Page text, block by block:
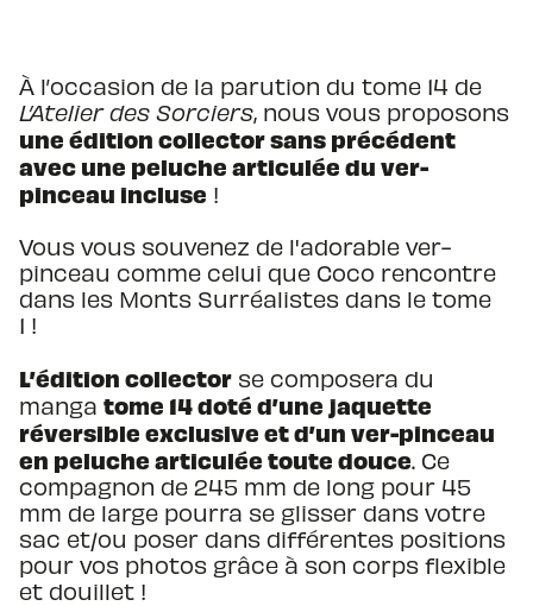
À l’occasion de la parution du tome 14 de
L’Atelier des Sorciers, nous vous proposons
une édition collector sans précédent
avec une peluche articulée du ver-
pinceau incluse !
Vous vous souvenez de l'adorable ver-
pinceau comme celui que Coco rencontre
dans les Monts Surréalistes dans le tome
1 !
L’édition collector se composera du
manga tome 14 doté d’une jaquette
réversible exclusive et d’un ver-pinceau
en peluche articulée toute douce. Ce
compagnon de 245 mm de long pour 45
mm de large pourra se glisser dans votre
sac et/ou poser dans différentes positions
pour vos photos grâce à son corps flexible
et douillet !